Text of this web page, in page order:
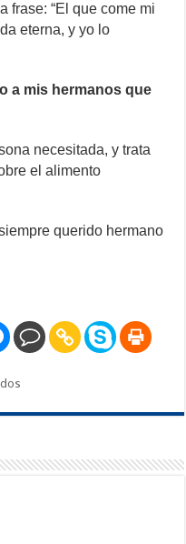
frase: “El que come mi
eterna, y yo lo
a mis hermanos que
necesitada, y trata
el alimento
querido hermano